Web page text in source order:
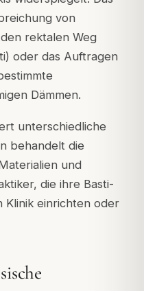
von
rektalen Weg
oder das Auftragen
Dämmen.
unterschiedliche
behandelt die
und
die ihre Basti-
Klinik einrichten oder